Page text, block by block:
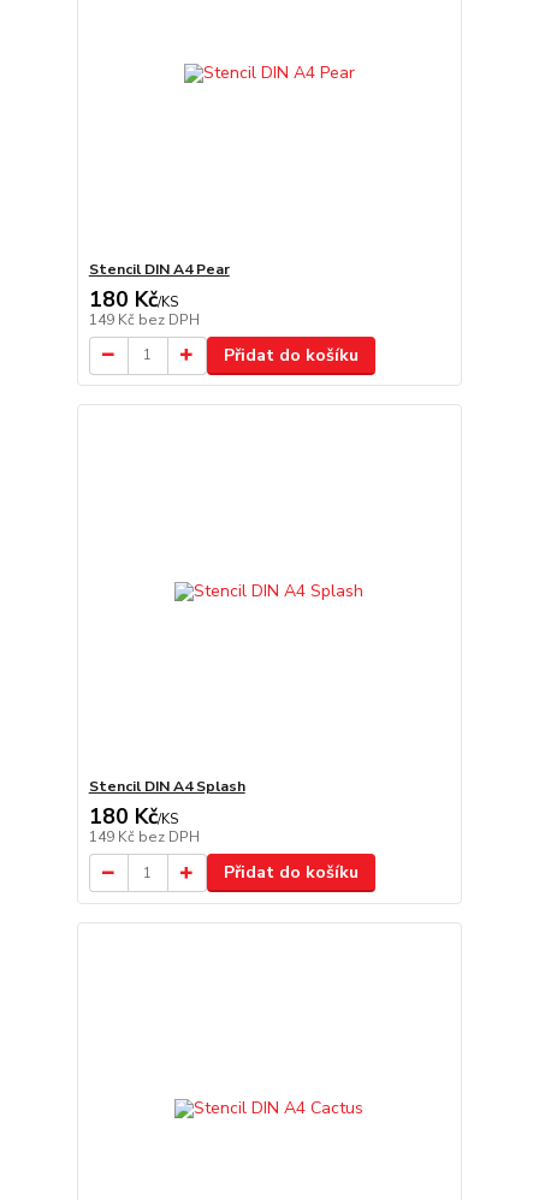
Stencil DIN A4 Pear
180 Kč/KS
149 Kč bez DPH
Přidat do košíku
Stencil DIN A4 Splash
180 Kč/KS
149 Kč bez DPH
Přidat do košíku